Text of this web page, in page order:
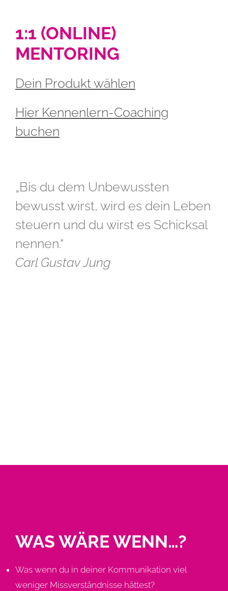
1:1 (ONLINE)
MENTORING
Dein Produkt wählen
Hier Kennenlern-Coaching
buchen
„Bis du dem Unbewussten
bewusst wirst, wird es dein Leben
steuern und du wirst es Schicksal
nennen.“
Carl Gustav Jung
WAS WÄRE WENN…?
Was wenn du in deiner Kommunikation viel
weniger Missverständnisse hättest?